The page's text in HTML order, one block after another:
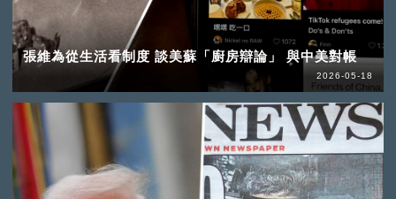
張維為從生活看制度 談美蘇「廚房辯論」 與中美對帳
2026-05-18